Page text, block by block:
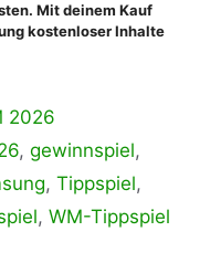
. Mit deinem Kauf
kostenloser Inhalte
2026
,gewinnspiel,
, Tippspiel,
, WM-Tippspiel